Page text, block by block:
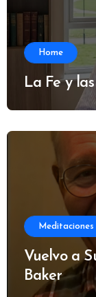
Home
La Fe y
Vuelvo a
Baker